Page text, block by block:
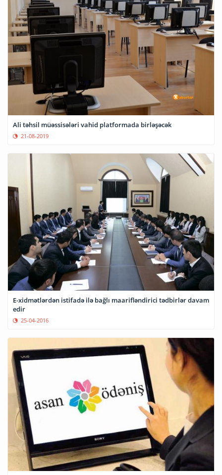
Ali təhsil müəssisələri vahid platformada birləşəcək
21-08-2019
E-xidmətlərdən istifadə ilə bağlı maarifləndirici tədbirlər davam
edir
25-04-2016